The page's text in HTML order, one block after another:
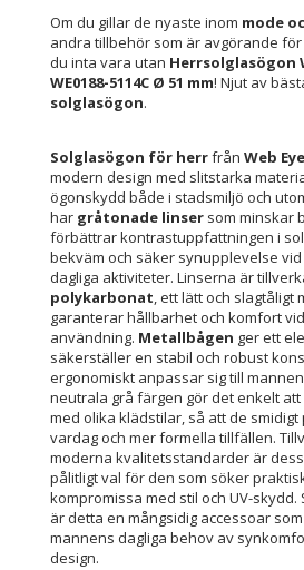
Om du gillar de nyaste inom mode
andra tillbehör som är avgörande
du inta vara utan Herrsolglasögon
WE0188-5114C Ø 51 mm! Njut av
solglasögon.
Solglasögon för herrfrån Web
modern design med slitstarka
ögonskydd både i stadsmiljö och
har gråtonade linser som minskar
förbättrar kontrastuppfattningen i
bekväm och säker synupplevelse
dagliga aktiviteter. Linserna är
polykarbonat, ett lätt och slagtåligt
garanterar hållbarhet och komfort
användning. Metallbågen ger ett
säkerställer en stabil och robust
ergonomiskt anpassar sig till
neutrala grå färgen gör det enkelt
med olika klädstilar, så att de
vardag och mer formella tillfällen.
moderna kvalitetsstandarder är
pålitligt val för den som söker
kompromissa med stil och UV-
är detta en mångsidig accessoar
mannens dagliga behov av
design.